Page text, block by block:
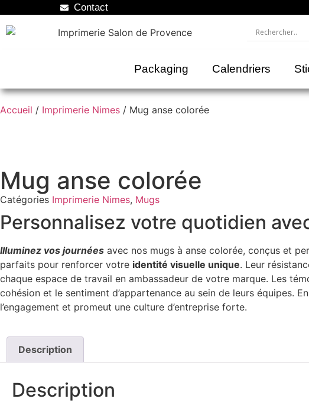
Contact
Packaging Calendriers
Accueil / Imprimerie Nimes / Mug anse colorée
Mug anse colorée
Catégories Imprimerie Nimes, Mugs
Personnalisez votre quotidien
Illuminez vos journées avec nos mugs à anse colorée, conçus et
parfaits pour renforcer votre identité visuelle unique. Leur
chaque espace de travail en ambassadeur de votre marque. Les
cohésion et le sentiment d’appartenance au sein de leurs équipes.
l’engagement et promeut une culture d’entreprise forte.
Description
Description